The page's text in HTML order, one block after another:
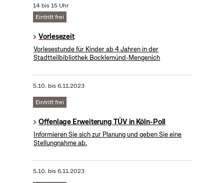
14 bis 15 Uhr
Eintritt frei
Vorlesezeit
Vorlesestunde für Kinder ab 4 Jahren in der
Stadtteilbibliothek Bocklemünd-Mengenich
5.10. bis6.11.2023
Eintritt frei
Offenlage Erweiterung TÜV in Köln-Poll
Informieren Sie sich zur Planung und geben Sie eine
Stellungnahme ab.
5.10. bis6.11.2023